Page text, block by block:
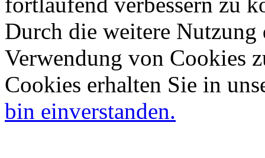
Durch die weitere Nutzung
Verwendung von Cookies
Cookies erhalten Sie in
bin einverstanden.